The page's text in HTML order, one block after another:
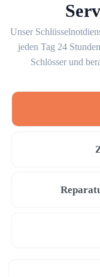
Unser
jeden Tag 24
Schlösser und